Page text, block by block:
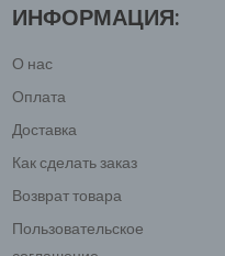
ИНФОРМАЦИЯ:
О нас
Оплата
Доставка
Как сделать заказ
Возврат товара
Пользовательское